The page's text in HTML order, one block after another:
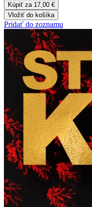
Kúpiť za 17,00 €
Vložiť do košíka
Pridať do zoznamu